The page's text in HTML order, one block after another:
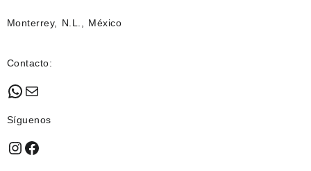
Monterrey, N.L., México
Contacto:
WhatsApp
Mail
Síguenos
Instagram
Facebook